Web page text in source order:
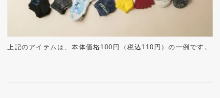
上記のアイテムは、本体価格100 円（税込 110 円）の一例です。